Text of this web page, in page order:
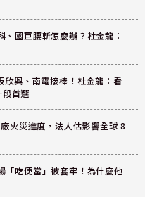
、國巨腰斬怎麼辦？杜金龍：
欣興、南電接棒！杜金龍：看
首選
火災進度，法人估影響全球 8
「吃便當」被套牢！為什麼他